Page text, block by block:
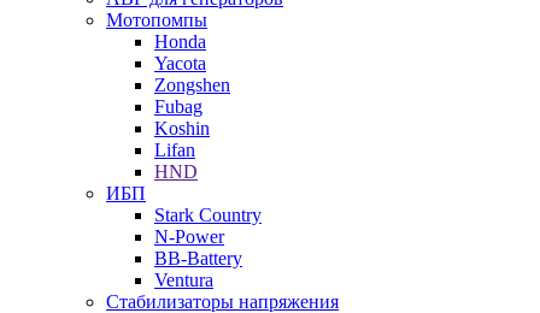
Мотопомпы
Honda
Yacota
Zongshen
Fubag
Koshin
Lifan
HND
ИБП
Stark Country
N-Power
BB-Battery
Ventura
Стабилизаторы напряжения